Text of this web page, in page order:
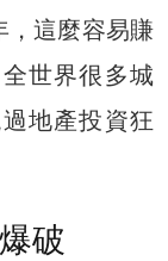
，這麼容易賺
世界很多城
地產投資狂
破